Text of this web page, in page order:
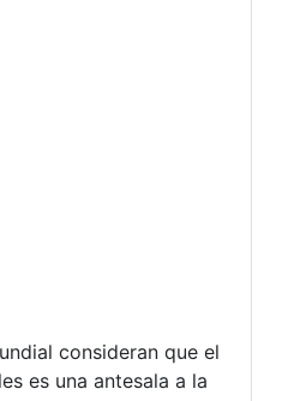
consideran que el
es una antesala a la